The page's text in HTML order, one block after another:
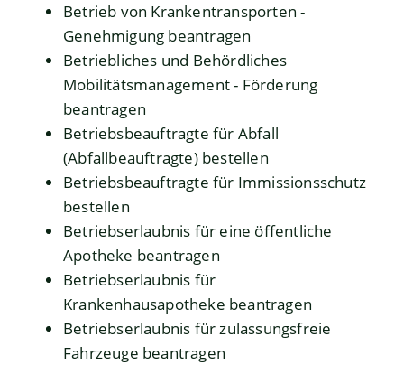
Betrieb von Krankentransporten -
Genehmigung beantragen
Betriebliches und Behördliches
Mobilitätsmanagement - Förderung
beantragen
Betriebsbeauftragte für Abfall
(Abfallbeauftragte) bestellen
Betriebsbeauftragte für Immissionsschutz
bestellen
Betriebserlaubnis für eine öffentliche
Apotheke beantragen
Betriebserlaubnis für
Krankenhausapotheke beantragen
Betriebserlaubnis für zulassungsfreie
Fahrzeuge beantragen